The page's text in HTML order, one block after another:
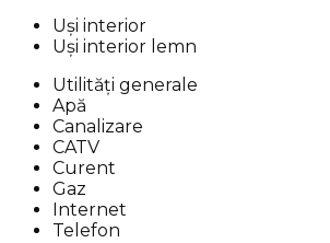
Uși interior
Uși interior lemn
Utilități generale
Apă
Canalizare
CATV
Curent
Gaz
Internet
Telefon